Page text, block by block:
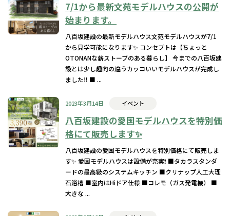
7/1から最新文苑モデルハウスの公開が
始まります。
八百坂建設の最新モデルハウス文苑モデルハウスが7/1
から見学可能になります✨ コンセプトは【ちょっと
OTONANな薪ストーブのある暮らし】 今までの八百坂建
設とは少し趣向の違うカッコいいモデルハウスが完成し
ました‼️ ■ ...
2023年3月14日 イベント
八百坂建設の愛国モデルハウスを特別価
格にて販売します✨
八百坂建設の愛国モデルハウスを特別価格にて販売しま
す✨ 愛国モデルハウスは設備が充実❗️ ■タカラスタンダ
ードの最高級のシステムキッチン ■クリナップ人工大理
石浴槽 ■室内はHiドア仕様 ■コレモ（ガス発電機） ■
大きな ...